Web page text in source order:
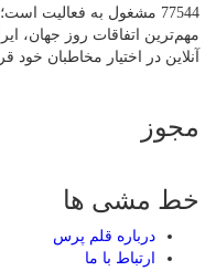
77544 مشغول به فعالیت
مهم‌ترین اتفاقات روز جهان،
آنلاین در اختیار مخاطبان خود
مجوز
خط مشی ها
درباره قلم پرس
ارتباط با ما